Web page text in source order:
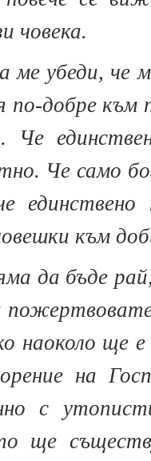
човека.
ме убеди, че
по-добре към
Че
Че само
единствено
към
да бъде
наоколо ще
на
с
ще